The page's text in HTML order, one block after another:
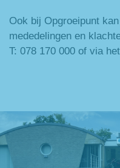
Ook bij Opgroeipunt
mededelingen en
T: 078 170 000 of via het